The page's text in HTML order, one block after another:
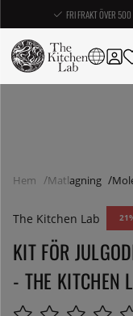
FRI FRAKT ÖVER
Hem Matlagning
21
The Kitchen Lab
KIT FÖR
- THE KITCHEN